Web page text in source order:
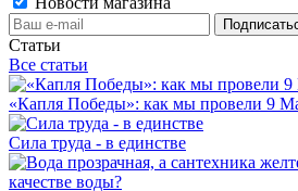
Статьи
Все статьи
«Капля Победы»: как мы провели 9
Сила труда - в единстве